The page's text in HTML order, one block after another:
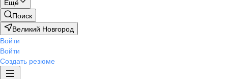
Ещё
Поиск
Великий Новгород
Войти
Войти
Создать резюме